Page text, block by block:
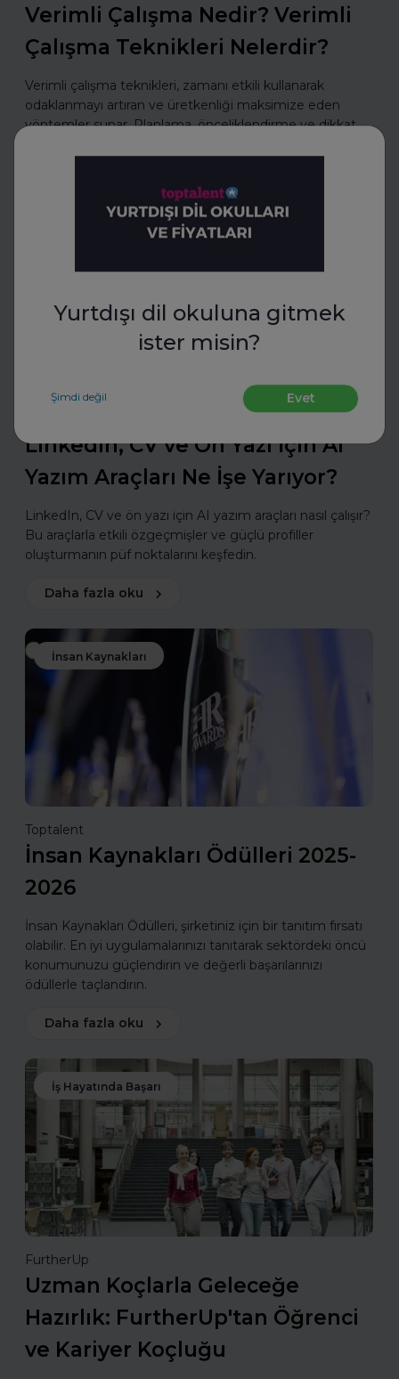
Yurtdışı dil okuluna gitmek
ister misin?
Şimdi değil Evet
Verimli Çalışma Nedir? Verimli
Çalışma Teknikleri Nelerdir?
Verimli çalışma teknikleri, zamanı etkili kullanarak
odaklanmayı artıran ve üretkenliği maksimize eden
yöntemler sunar. Planlama, önceliklendirme ve dikkat
LinkedIn, CV ve Ön Yazı İçin AI
Yazım Araçları Ne İşe Yarıyor?
LinkedIn, CV ve ön yazı için AI yazım araçları nasıl çalışır?
Bu araçlarla etkili özgeçmişler ve güçlü profiller
oluşturmanın püf noktalarını keşfedin.
Daha fazla oku
İnsan Kaynakları
Toptalent
İnsan Kaynakları Ödülleri 2025-
2026
İnsan Kaynakları Ödülleri, şirketiniz için bir tanıtım fırsatı
olabilir. En iyi uygulamalarınızı tanıtarak sektördeki öncü
konumunuzu güçlendirin ve değerli başarılarınızı
ödüllerle taçlandırın.
Daha fazla oku
İş Hayatında Başarı
FurtherUp
Uzman Koçlarla Geleceğe
Hazırlık: FurtherUp'tan Öğrenci
ve Kariyer Koçluğu